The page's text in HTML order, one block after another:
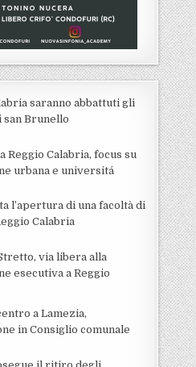
saranno abbattuti gli
Brunello
Reggio Calabria, focus su
urbana e universitá
l’apertura di una facoltà di
Calabria
via libera alla
esecutiva a Reggio
a Lamezia,
in Consiglio comunale